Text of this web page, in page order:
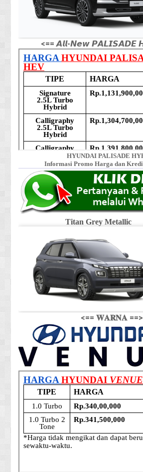
<== 𝘼𝙡𝙡-𝙉𝙚𝙬 𝙋𝘼𝙇𝙄𝙎𝘼𝘿𝙀
HYUNDAI PALISADE
Informasi Promo Harga dan
Titan Grey Metallic
<== 𝐖𝐀𝐑𝐍𝐀 ==>